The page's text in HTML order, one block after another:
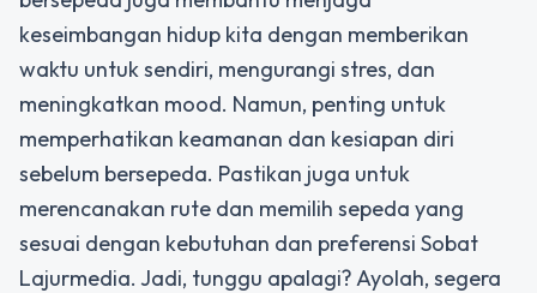
keseimbangan hidup kita dengan memberikan
waktu untuk sendiri, mengurangi stres, dan
meningkatkan mood. Namun, penting untuk
memperhatikan keamanan dan kesiapan diri
sebelum bersepeda. Pastikan juga untuk
merencanakan rute dan memilih sepeda yang
sesuai dengan kebutuhan dan preferensi Sobat
Lajurmedia. Jadi, tunggu apalagi? Ayolah, segera